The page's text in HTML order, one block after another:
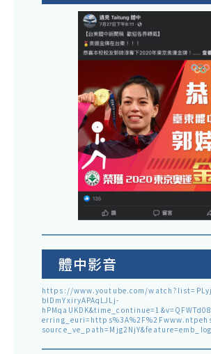
體中影音
https://www.youtube.com/
blDmYxiryAPAqLJLj-